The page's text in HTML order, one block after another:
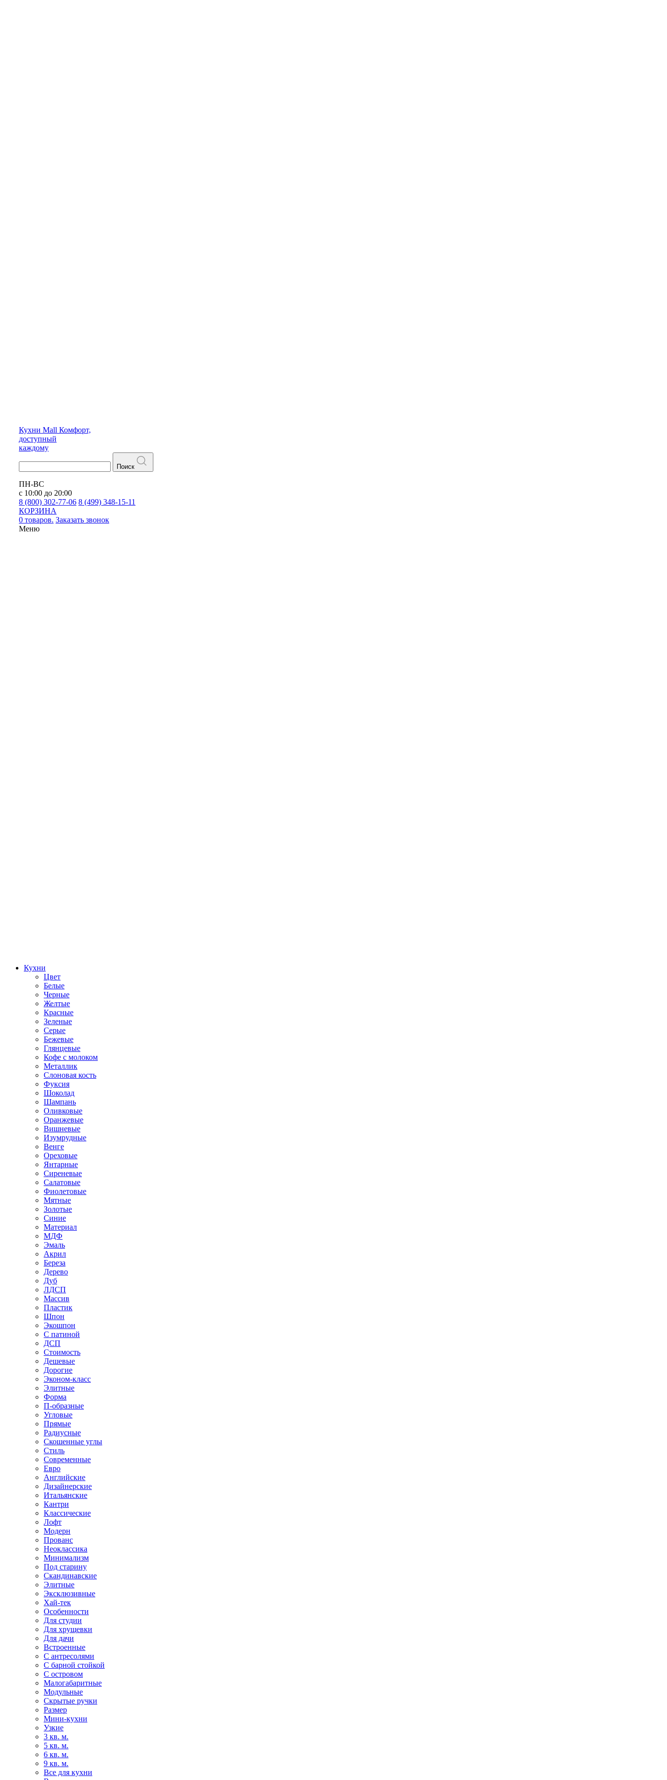
Кухни Mall Комфорт,
доступный
каждому
Поиск
ПН-ВС
с 10:00 до 20:00
8 (800) 302-77-06 8 (499) 348-15-11
КОРЗИНА
0 товаров. Заказать звонок
Меню
Кухни
Цвет
Белые
Черные
Желтые
Красные
Зеленые
Серые
Бежевые
Глянцевые
Кофе с молоком
Металлик
Слоновая кость
Фуксия
Шоколад
Шампань
Оливковые
Оранжевые
Вишневые
Изумрудные
Венге
Ореховые
Янтарные
Сиреневые
Салатовые
Фиолетовые
Мятные
Золотые
Синие
Материал
МДФ
Эмаль
Акрил
Береза
Дерево
Дуб
ЛДСП
Массив
Пластик
Шпон
Экошпон
С патиной
ДСП
Стоимость
Дешевые
Дорогие
Эконом-класс
Элитные
Форма
П-образные
Угловые
Прямые
Радиусные
Скошенные углы
Стиль
Современные
Евро
Английские
Дизайнерские
Итальянские
Кантри
Классические
Лофт
Модерн
Прованс
Неоклассика
Минимализм
Под старину
Скандинавские
Элитные
Эксклюзивные
Хай-тек
Особенности
Для студии
Для хрущевки
Для дачи
Встроенные
С антресолями
С барной стойкой
С островом
Малогабаритные
Модульные
Скрытые ручки
Размер
Мини-кухни
Узкие
3 кв. м.
5 кв. м.
6 кв. м.
9 кв. м.
Все для кухни